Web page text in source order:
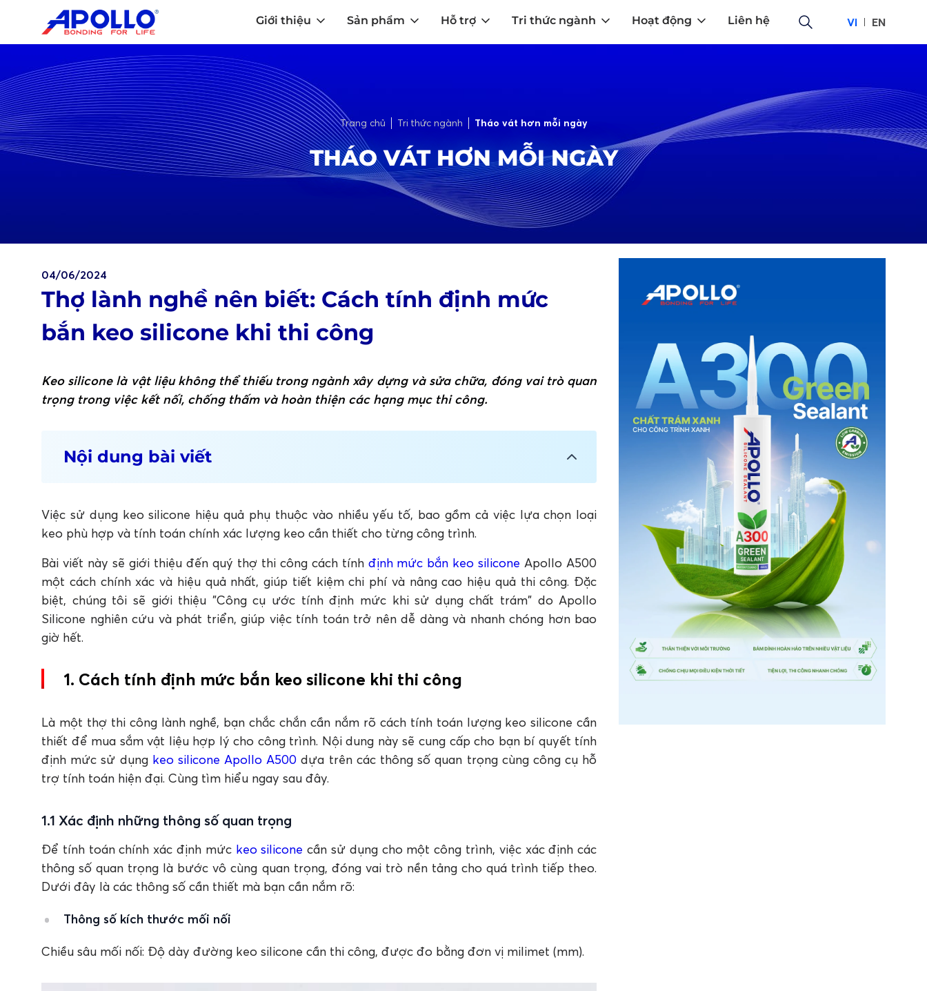
Giới thiệu Sản phẩm Hỗ trợ Tri thức ngành Hoạt động Liên hệ VI EN
Trang chủ Tri thức ngành Tháo vát hơn mỗi ngày
THÁO VÁT HƠN MỖI NGÀY
04/06/2024
Thợ lành nghề nên biết: Cách tính định mức
bắn keo silicone khi thi công
Keo silicone là vật liệu không thể thiếu trong ngành xây dựng và sửa chữa, đóng vai trò quan
trọng trong việc kết nối, chống thấm và hoàn thiện các hạng mục thi công.
Nội dung bài viết
1. Cách tính định mức bắn keo silicone khi thi công
1.2 Sử dụng công cụ ước tính định mức khi sử dụng chất trám
2. Tổng kết
1. Định mức bắn keo silicone là gì?
2. Vì sao cần tính định mức bắn keo silicone trước khi thi công?
3. Những thông số nào ảnh hưởng đến định mức bắn keo silicone?
4. Một chai keo silicone 300ml bắn được bao nhiêu mét?
5. Hao hụt keo silicone khi thi công thường bao nhiêu phần trăm?
Việc sử dụng keo silicone hiệu quả phụ thuộc vào nhiều yếu tố, bao gồm cả việc lựa chọn loại
keo phù hợp và tính toán chính xác lượng keo cần thiết cho từng công trình.
Bài viết này sẽ giới thiệu đến quý thợ thi công cách tính định mức bắn keo silicone Apollo A500
một cách chính xác và hiệu quả nhất, giúp tiết kiệm chi phí và nâng cao hiệu quả thi công. Đặc
biệt, chúng tôi sẽ giới thiệu "Công cụ ước tính định mức khi sử dụng chất trám" do Apollo
Silicone nghiên cứu và phát triển, giúp việc tính toán trở nên dễ dàng và nhanh chóng hơn bao
giờ hết.
1. Cách tính định mức bắn keo silicone khi thi công
Là một thợ thi công lành nghề, bạn chắc chắn cần nắm rõ cách tính toán lượng keo silicone cần
thiết để mua sắm vật liệu hợp lý cho công trình. Nội dung này sẽ cung cấp cho bạn bí quyết tính
định mức sử dụng keo silicone Apollo A500 dựa trên các thông số quan trọng cùng công cụ hỗ
trợ tính toán hiện đại. Cùng tìm hiểu ngay sau đây.
1.1 Xác định những thông số quan trọng
Để tính toán chính xác định mức keo silicone cần sử dụng cho một công trình, việc xác định các
thông số quan trọng là bước vô cùng quan trọng, đóng vai trò nền tảng cho quá trình tiếp theo.
Dưới đây là các thông số cần thiết mà bạn cần nắm rõ:
Thông số kích thước mối nối
Chiều sâu mối nối: Độ dày đường keo silicone cần thi công, được đo bằng đơn vị milimet (mm).